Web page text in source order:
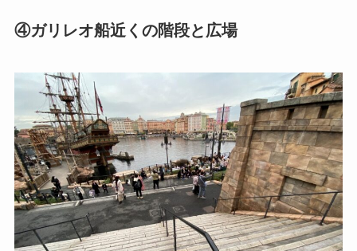
④ガリレオ船近くの階段と広場